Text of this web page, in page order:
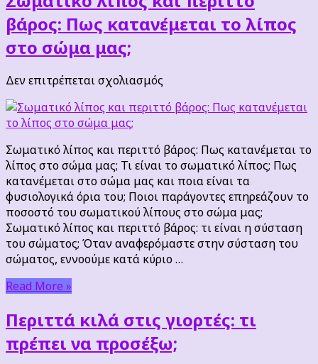
βάρος: Πως κατανέμεται το λίπος
στο σώμα μας;
Δεν επιτρέπεται σχολιασμός
λίπος
περιττό
βάρος:
Πως
κατανέμεται
το
λίπος
στο
σώμα
μας;
Σωματικό λίπος και περιττό βάρος: Πως κατανέμεται το
λίπος στο σώμα μας; Τι είναι το σωματικό λίπος; Πως
κατανέμεται στο σώμα μας και ποια είναι τα
φυσιολογικά όρια του; Ποιοι παράγοντες επηρεάζουν το
ποσοστό του σωματικού λίπους στο σώμα μας;
Σωματικό λίπος και περιττό βάρος: τι είναι η σύσταση
του σώματος; Όταν αναφερόμαστε στην σύσταση του
σώματος, εννοούμε κατά κύριο …
Read More »
Περιττά κιλά στις γιορτές: τι
πρέπει να προσέξω;